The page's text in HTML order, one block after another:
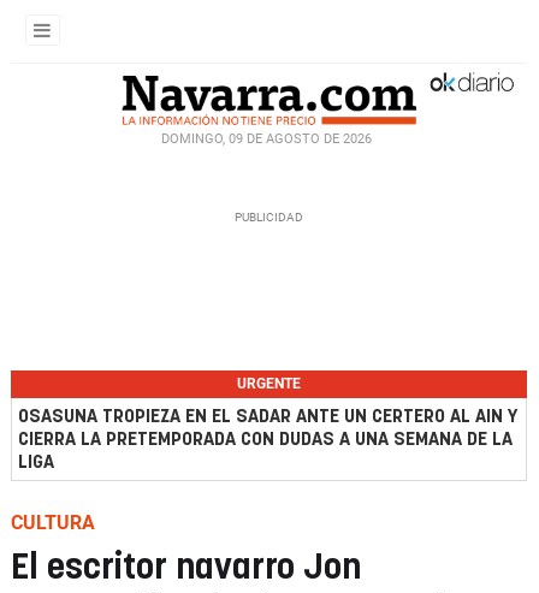
DOMINGO, 09 DE AGOSTO DE 2026
URGENTE
OSASUNA TROPIEZA EN EL SADAR ANTE UN CERTERO AL AIN Y
CIERRA LA PRETEMPORADA CON DUDAS A UNA SEMANA DE LA
LIGA
CULTURA
El escritor navarro Jon